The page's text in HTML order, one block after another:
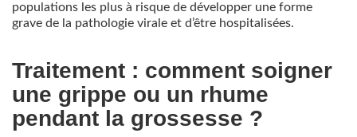
populations les plus à risque de développer une forme
grave de la pathologie virale et d’être hospitalisées.
Traitement : comment soigner
une grippe ou un rhume
pendant la grossesse ?